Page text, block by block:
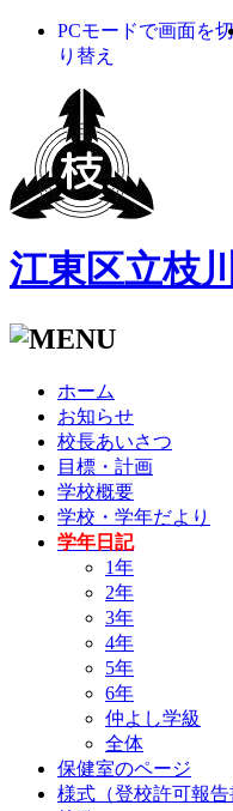
PCモードで画面を切
り替え
江東区立枝
ホーム
お知らせ
校長あいさつ
目標・計画
学校概要
学校・学年だより
学年日記
1年
2年
3年
4年
5年
6年
仲よし学級
全体
保健室のページ
様式（登校許可報告